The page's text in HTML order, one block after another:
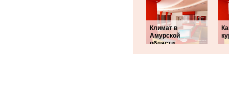
Климат в
Амурской
области